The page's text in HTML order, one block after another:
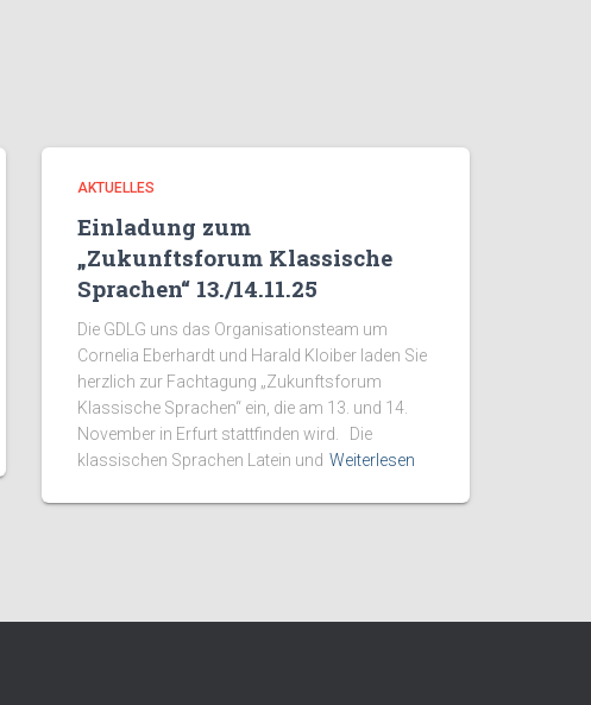
AKTUELLES
Einladung zum
„Zukunftsforum Klassische
Sprachen“ 13./14.11.25
Die GDLG uns das Organisationsteam um
Cornelia Eberhardt und Harald Kloiber laden Sie
herzlich zur Fachtagung „Zukunftsforum
Klassische Sprachen“ ein, die am 13. und 14.
November in Erfurt stattfinden wird. Die
klassischen Sprachen Latein und Weiterlesen